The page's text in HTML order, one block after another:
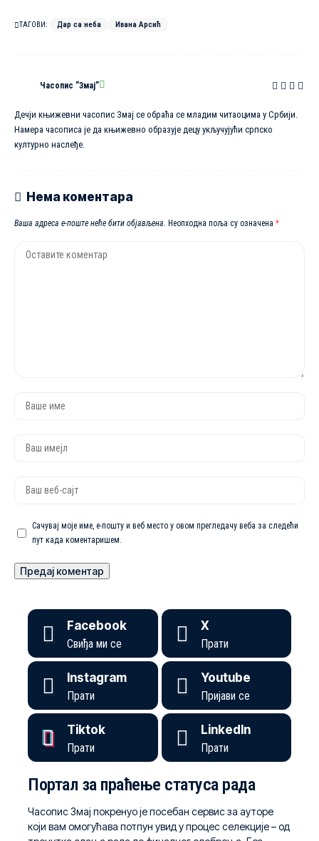
ТАГОВИ: Дар са неба Ивана Арсић
Часопис ”Змај”
Дечји књижевни часопис Змај се обраћа се младим читаоцима у Србији.
Намера часописа је да књижевно образује децу укључујући српско
културно наслеђе.
Нема коментара
Ваша адреса е-поште неће бити објављена. Неопходна поља су означена *
Сачувај моје име, е-пошту и веб место у овом прегледачу веба за следећи
пут када коментаришем.
Facebook
Свиђа ми се
X
Прати
Instagram
Прати
Youtube
Пријави се
Tiktok
Прати
LinkedIn
Прати
Портал за праћење статуса рада
Часопис Змај покренуо је посебан сервис за ауторе
који вам омогућава потпун увид у процес селекције – од